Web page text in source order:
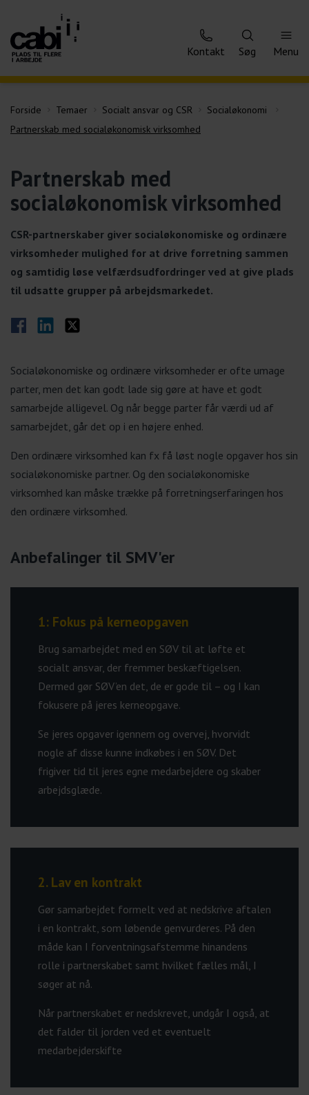
Kontakt Søg Menu
Forside Temaer Socialt ansvar og CSR
Socialøkonomi
Partnerskab med socialøkonomisk virksomhed
Partnerskab med
socialøkonomisk virksomhed
CSR-partnerskaber giver socialøkonomiske og ordinære
virksomheder mulighed for at drive forretning sammen
og samtidig løse velfærdsudfordringer ved at give plads
til udsatte grupper på arbejdsmarkedet.
Del på Facebook
Del på LinkedIn
Del på Twitter
Socialøkonomiske og ordinære virksomheder er ofte umage
parter, men det kan godt lade sig gøre at have et godt
samarbejde alligevel. Og når begge parter får værdi ud af
samarbejdet, går det op i en højere enhed.
Den ordinære virksomhed kan fx få løst nogle opgaver hos sin
socialøkonomiske partner. Og den socialøkonomiske
virksomhed kan måske trække på forretningserfaringen hos
den ordinære virksomhed.
Anbefalinger til SMV'er
1: Fokus på kerneopgaven
Brug samarbejdet med en SØV til at løfte et
socialt ansvar, der fremmer beskæftigelsen.
Dermed gør SØV’en det, de er gode til – og I kan
fokusere på jeres kerneopgave.
Se jeres opgaver igennem og overvej, hvorvidt
nogle af disse kunne indkøbes i en SØV. Det
frigiver tid til jeres egne medarbejdere og skaber
arbejdsglæde.
2. Lav en kontrakt
Gør samarbejdet formelt ved at nedskrive aftalen
i en kontrakt, som løbende genvurderes. På den
måde kan I forventningsafstemme hinandens
rolle i partnerskabet samt hvilket fælles mål, I
søger at nå.
Når partnerskabet er nedskrevet, undgår I også, at
det falder til jorden ved et eventuelt
medarbejderskifte